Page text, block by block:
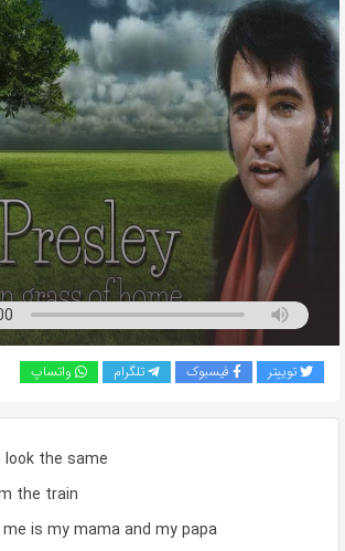
با
دوستان
خود
به
اشتراک
بگذارید.
کپی
لینک
توییتر فیسبوک تلگرام واتساپ
the same
the train
is my mama and my papa